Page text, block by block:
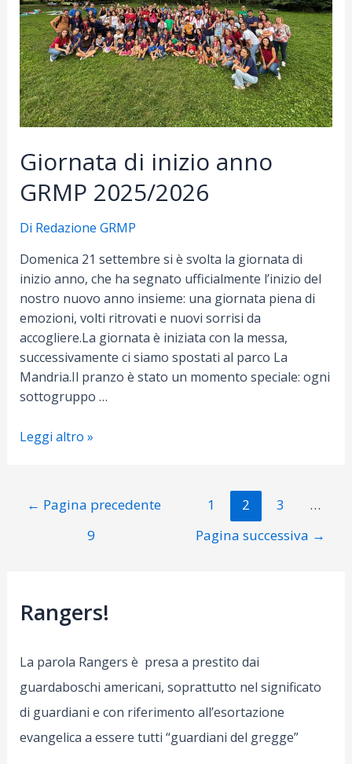
Giornata di inizio anno
GRMP 2025/2026
Di Redazione GRMP
Domenica 21 settembre si è svolta la giornata di
inizio anno, che ha segnato ufficialmente l’inizio del
nostro nuovo anno insieme: una giornata piena di
emozioni, volti ritrovati e nuovi sorrisi da
accogliere.La giornata è iniziata con la messa,
successivamente ci siamo spostati al parco La
Mandria.Il pranzo è stato un momento speciale: ogni
sottogruppo …
Giornata
GRMP
Leggi altro »
Navigazione
← Pagina precedente 1 2 3
…
9
Pagina successiva →
Rangers!
La parola Rangers è presa a prestito dai
guardaboschi americani, soprattutto nel significato
di guardiani e con riferimento all’esortazione
evangelica a essere tutti “guardiani del gregge”